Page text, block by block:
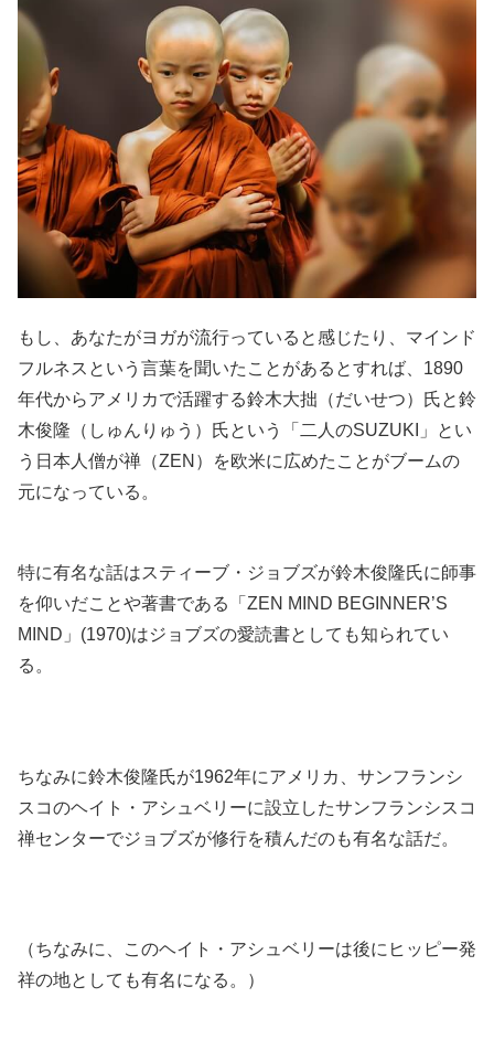
もし、あなたがヨガが流行っていると感じたり、マインド
フルネスという言葉を聞いたことがあるとすれば、1890
年代からアメリカで活躍する鈴木大拙（だいせつ）氏と鈴
木俊隆（しゅんりゅう）氏という「二人のSUZUKI」とい
う日本人僧が禅（ZEN）を欧米に広めたことがブームの
元になっている。
特に有名な話はスティーブ・ジョブズが鈴木俊隆氏に師事
を仰いだことや著書である「ZEN MIND BEGINNER’S
MIND」(1970)はジョブズの愛読書としても知られてい
る。
ちなみに鈴木俊隆氏が1962年にアメリカ、サンフランシ
スコのヘイト・アシュベリーに設立したサンフランシスコ
禅センターでジョブズが修行を積んだのも有名な話だ。
（ちなみに、このヘイト・アシュベリーは後にヒッピー発
祥の地としても有名になる。）